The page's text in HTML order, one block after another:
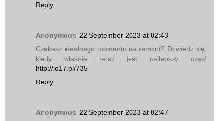
Reply
Anonymous 22 September 2023 at 02:43
Czekasz idealnego momentu na remont? Dowiedz się,
kiedy właśnie teraz jest najlepszy czas!
http://io17.pl/735
Reply
Anonymous 22 September 2023 at 02:47